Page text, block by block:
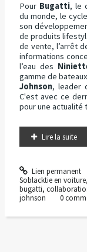
Pour Bugatti, le
du monde, le
son
de produits
de vente, l’arrêt
informations
l’eau des
gamme de
Johnson, leader
C'est avec ce
pour une actualité
Lire la suite
Lien permanent
Soblacktie en voiture,
bugatti,
johnson
0